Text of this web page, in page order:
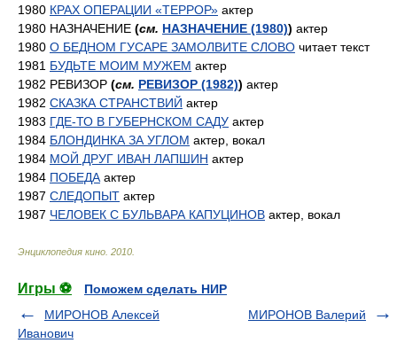
1980 КРАХ ОПЕРАЦИИ «ТЕРРОР» актер
1980 НАЗНАЧЕНИЕ (см. НАЗНАЧЕНИЕ (1980)) актер
1980 О БЕДНОМ ГУСАРЕ ЗАМОЛВИТЕ СЛОВО читает текст
1981 БУДЬТЕ МОИМ МУЖЕМ актер
1982 РЕВИЗОР (см. РЕВИЗОР (1982)) актер
1982 СКАЗКА СТРАНСТВИЙ актер
1983 ГДЕ-ТО В ГУБЕРНСКОМ САДУ актер
1984 БЛОНДИНКА ЗА УГЛОМ актер, вокал
1984 МОЙ ДРУГ ИВАН ЛАПШИН актер
1984 ПОБЕДА актер
1987 СЛЕДОПЫТ актер
1987 ЧЕЛОВЕК С БУЛЬВАРА КАПУЦИНОВ актер, вокал
Энциклопедия кино 2010
Игры ⚽
Поможем сделать НИР
МИРОНОВ Алексей
Иванович
МИРОНОВ Валерий